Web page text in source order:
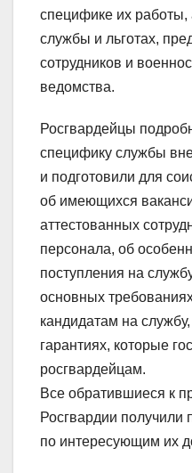
специфике их работы,
службы и льготах,
сотрудников и
ведомства.
Росгвардейцы
специфику службы
и подготовили для
об имеющихся
аттестованных
персонала, об
поступления на
основных
кандидатам на
гарантиях, которые
росгвардейцам.
Все обратившиеся к
Росгвардии получили
по интересующим их